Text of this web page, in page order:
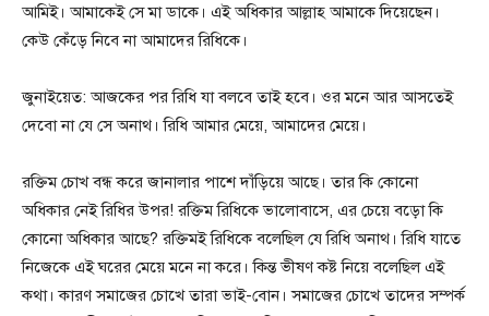
আমিই। আমাকেই সে মা ডাকে। এই অধিকার আল্লাহ আমাকে দিয়েছেন।
কেউ কেঁড়ে নিবে না আমাদের রিধিকে।
জুনাইয়েত: আজকের পর রিধি যা বলবে তাই হবে। ওর মনে আর আসতেই
দেবো না যে সে অনাথ। রিধি আমার মেয়ে, আমাদের মেয়ে।
রক্তিম চোখ বন্ধ করে জানালার পাশে দাঁড়িয়ে আছে। তার কি কোনো
অধিকার নেই রিধির উপর! রক্তিম রিধিকে ভালোবাসে, এর চেয়ে বড়ো কি
কোনো অধিকার আছে? রক্তিমই রিধিকে বলেছিল যে রিধি অনাথ। রিধি যাতে
নিজেকে এই ঘরের মেয়ে মনে না করে। কিন্ত ভীষণ কষ্ট নিয়ে বলেছিল এই
কথা। কারণ সমাজের চোখে তারা ভাই-বোন। সমাজের চোখে তাদের সম্পর্ক